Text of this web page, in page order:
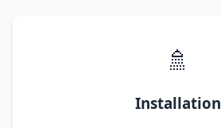
🚿
Installation